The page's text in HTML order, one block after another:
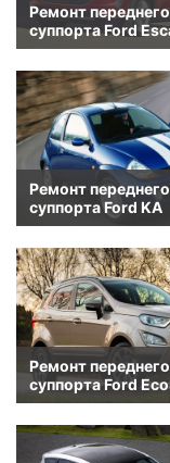
Ремонт переднего
суппорта Ford
Ремонт переднего
суппорта Ford KA
Ремонт переднего
суппорта Ford